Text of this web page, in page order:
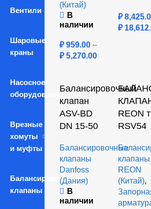
Вентили
Шаровые
краны
Насосное
оборудование
Врезные
хомуты
и муфты
Балансировочные
клапаны
(Китай)
В
наличии
₽959.00 –
₽5,270.00
₽
₽
Балансировочный
клапан
ASV-BD
DN 15-50
Балансировочные
клапаны
Danfoss
(Дания)
В
наличии
REON
RSV54
клапаны
REON
(Китай),